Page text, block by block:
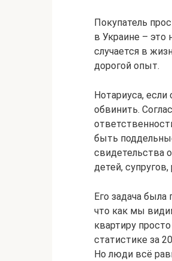
Покупатель
в Украине – это
случается в
дорогой опыт.
Нотариуса,
обвинить.
быть
свидетельства
детей,
Его задача
что как мы
квартиру
статистике за
Но люди всё